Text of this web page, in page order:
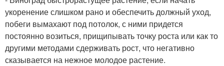
укоренение слишком рано и обеспечить должный уход,
побеги вымахают под потолок, с ними придется
постоянно возиться, прищипывать точку роста или как то
другими методами сдерживать рост, что негативно
сказывается на нежное молодое растение.